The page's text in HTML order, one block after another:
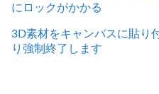
にロックがかかる
3D素材をキャンバスに貼り
り強制終了します